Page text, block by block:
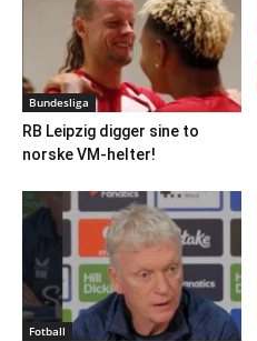
Bundesliga
RB Leipzig digger sine to
norske VM-helter!
Fotball